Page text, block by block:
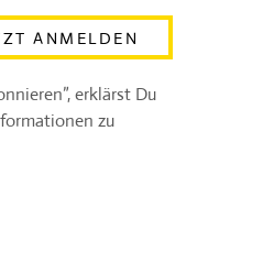
ANMELDEN
erklärst Du
zu